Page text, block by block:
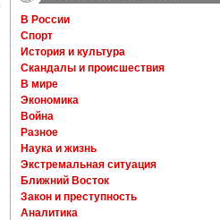
В России
Спорт
История и культура
Скандалы и происшествия
В мире
Экономика
Война
Разное
Наука и жизнь
Экстремальная ситуация
Ближний Восток
Закон и преступность
Аналитика